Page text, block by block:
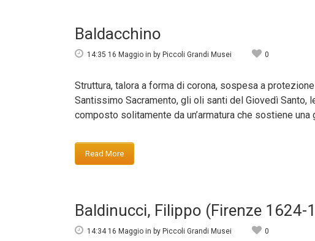
Baldacchino
14:35 16 Maggio in by Piccoli Grandi Musei 0
Struttura, talora a forma di corona, sospesa a
Santissimo Sacramento, gli oli santi del Giovedì Santo,
composto solitamente da un’armatura che sostiene
Read More
Baldinucci, Filippo (Firenze 1624-
14:34 16 Maggio in by Piccoli Grandi Musei 0